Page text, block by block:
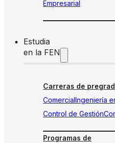
Empresarial
Estudia
en la FEN
Carreras de
ComercialIngeniería
Control de Gestión
Programas de